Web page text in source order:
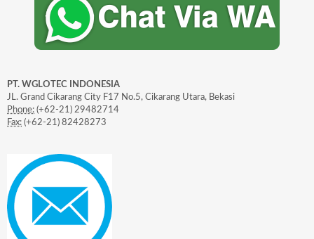
PT. WGLOTEC INDONESIA
JL. Grand Cikarang City F17 No.5, Cikarang Utara, Bekasi
Phone: (+62-21) 29482714
Fax: (+62-21) 82428273